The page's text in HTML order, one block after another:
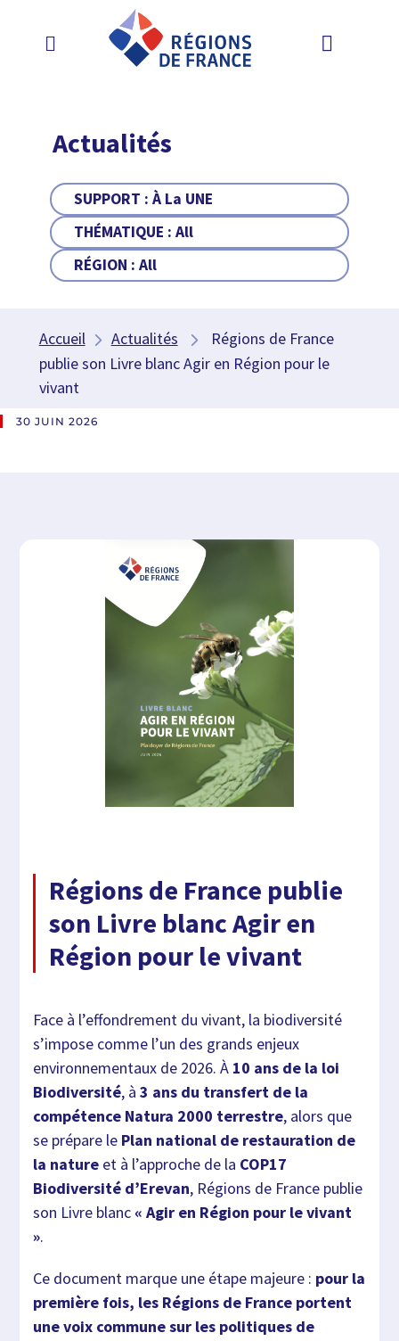
Actualités
SUPPORT :À La UNE
THÉMATIQUE :All
RÉGION :All
Accueil Actualités
Régions de France
publie son Livre blanc Agir en Région pour le
vivant
30 JUIN 2026
Régions de France publie
son Livre blanc Agir en
Région pour le vivant
Face à l’effondrement du vivant, la biodiversité
s’impose comme l’un des grands enjeux
environnementaux de 2026. À 10 ans de la loi
Biodiversité, à3 ans du transfert de la
compétence Natura 2000 terrestre, alors que
se prépare le Plan national de restauration de
la nature et à l’approche de la COP17
Biodiversité d’Erevan, Régions de France publie
son Livre blanc « Agir en Région pour le vivant
».
Ce document marque une étape majeure : pour la
première fois, les Régions de France portent
une voix commune sur les politiques de